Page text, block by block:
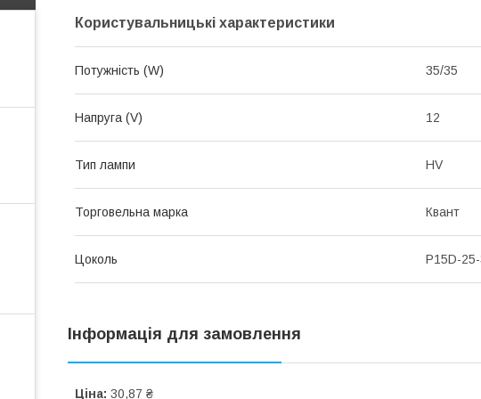
Користувальницькі характеристики
Потужність (W) 35/35
Напруга (V) 12
Тип лампи HV
Торговельна марка Квант
Цоколь P15D-
Інформація для замовлення
Ціна: 30,87 ₴